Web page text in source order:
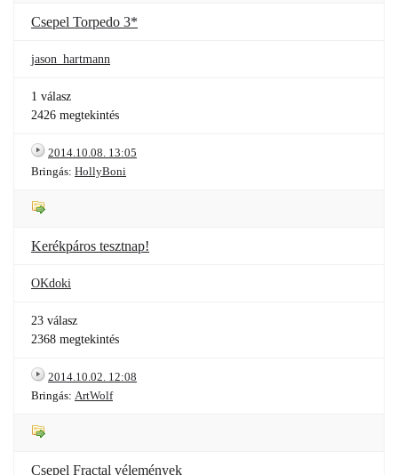
Csepel Torpedo 3*
jason_hartmann
1 válasz
2426 megtekintés
2014.10.08. 13:05
Bringás: HollyBoni
Kerékpáros tesztnap!
OKdoki
23 válasz
2368 megtekintés
2014.10.02. 12:08
Bringás: ArtWolf
Csepel Fractal vélemények